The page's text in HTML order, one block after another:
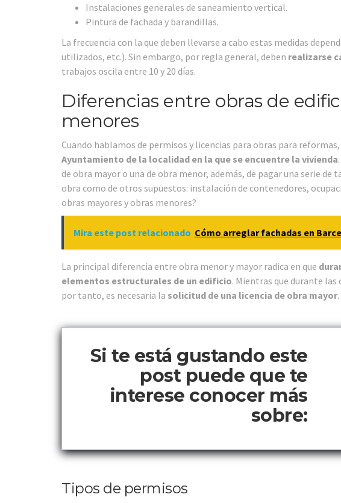
Instalaciones generales de saneamiento vertical.
Pintura de fachada y barandillas.
La frecuencia con la que deben llevarse a cabo estas medidas
utilizados, etc.). Sin embargo, por regla general, deben realizarse
trabajos oscila entre 10 y 20 días.
Diferencias entre obras de
menores
Cuando hablamos de permisos y licencias para obras para
Ayuntamiento de la localidad en la que se encuentre la vivienda
de obra mayor o una de obra menor, además, de pagar una serie
obra como de otros supuestos: instalación de contenedores,
obras mayores y obras menores?
Mira este post relacionado Cómo arreglar fachadas en
La principal diferencia entre obra menor y mayor radica en que
elementos estructurales de un edificio. Mientras que durante
por tanto, es necesaria la solicitud de una licencia de obra mayor.
Si te está gustando este
post puede que te
interese conocer más
sobre:
Tipos de permisos